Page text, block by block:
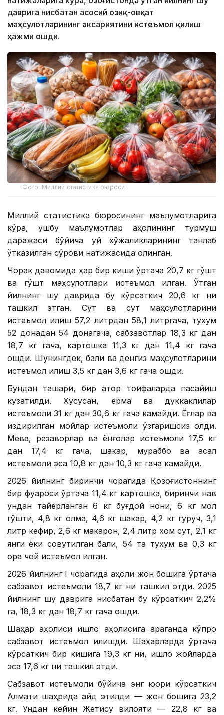
даврига нисбатан асосий озиқ-овқат
маҳсулотларининг аксариятини истеъмол қилиш
ҳажми ошди.
Фото: Миллий статистика бюроси
Миллий статистика бюросининг маълумотларига
кўра, ушбу маълумотлар аҳолининг турмуш
даражаси бўйича уй хўжаликларининг танлаб
ўтказилган сўрови натижасида олинган.
Чорак давомида ҳар бир киши ўртача 20,7 кг гўшт
ва гўшт маҳсулотлари истеъмол қилган. Ўтган
йилнинг шу даврида бу кўрсаткич 20,6 кг ни
ташкил этган. Сут ва сут маҳсулотларини
истеъмол қилиш 57,2 литрдан 58,1 литргача, тухум
52 донадан 54 донагача, сабзавотлар 18,3 кг дан
18,7 кг гача, картошка 11,3 кг дан 11,4 кг гача
ошди. Шунингдек, балиқ ва денгиз маҳсулотларини
истеъмол қилиш 3,5 кг дан 3,6 кг гача ошди.
Бундан ташқари, бир қатор тоифаларда пасайиш
кузатилди. Хусусан, ёрма ва дуккаклилар
истеъмоли 31 кг дан 30,6 кг гача камайди. Ёғлар ва
қиздирилган мойлар истеъмоли ўзгаришсиз қолди.
Мева, резаворлар ва ёнғоқлар истеъмоли 17,5 кг
дан 17,4 кг гача, шакар, мураббо ва асал
истеъмоли эса 10,8 кг дан 10,3 кг гача камайди.
2026 йилнинг биринчи чорагида Қозоғистоннинг
бир фуқароси ўртача 11,4 кг картошка, биринчи нав
ундан тайёрланган 6 кг буғдой нони, 6 кг мол
гўшти, 4,8 кг олма, 4,6 кг шакар, 4,2 кг гуруч, 3,1
литр кефир, 2,6 кг макарон, 2,4 литр хом сут, 2,1 кг
янги ёки совутилган балиқ, 54 та тухум ва 0,3 кг
қора чой истеъмол қилган.
2026 йилнинг I чорагида аҳоли жон бошига ўртача
сабзавот истеъмоли 18,7 кг ни ташкил этди. 2025
йилнинг шу даврига нисбатан бу кўрсаткич 2,2%
га, 18,3 кг дан 18,7 кг гача ошди.
Шаҳар аҳолиси қишлоқ аҳолисига қараганда кўпроқ
сабзавот истеъмол қилишди. Шаҳарларда ўртача
кўрсаткич бир кишига 19,3 кг ни, қишлоқ жойларда
эса 17,6 кг ни ташкил этди.
Сабзавот истеъмоли бўйича энг юқори кўрсаткич
Алмати шаҳрида қайд этилди — жон бошига 23,2
кг. Ундан кейин Жетису вилояти — 22,8 кг ва